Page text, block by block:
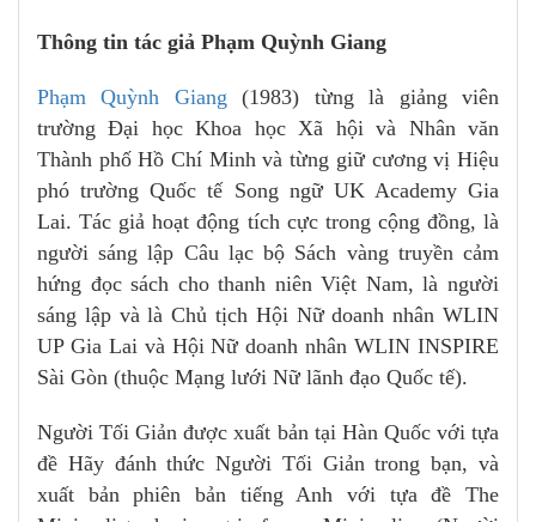
Thông tin tác giả Phạm Quỳnh Giang
Phạm Quỳnh Giang (1983) từng là giảng viên
trường Đại học Khoa học Xã hội và Nhân văn
Thành phố Hồ Chí Minh và từng giữ cương vị Hiệu
phó trường Quốc tế Song ngữ UK Academy Gia
Lai. Tác giả hoạt động tích cực trong cộng đồng, là
người sáng lập Câu lạc bộ Sách vàng truyền cảm
hứng đọc sách cho thanh niên Việt Nam, là người
sáng lập và là Chủ tịch Hội Nữ doanh nhân WLIN
UP Gia Lai và Hội Nữ doanh nhân WLIN INSPIRE
Sài Gòn (thuộc Mạng lưới Nữ lãnh đạo Quốc tế).
Người Tối Giản được xuất bản tại Hàn Quốc với tựa
đề Hãy đánh thức Người Tối Giản trong bạn, và
xuất bản phiên bản tiếng Anh với tựa đề The